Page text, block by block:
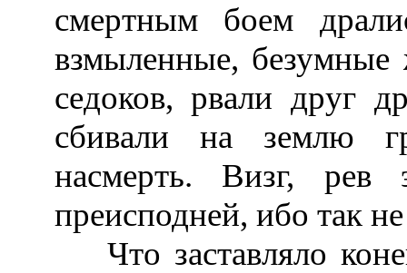
смертным боем
взмыленные,
седоков, рвали друг
сбивали на землю
насмерть. Визг, рев
преисподней, ибо так
Что заставляло